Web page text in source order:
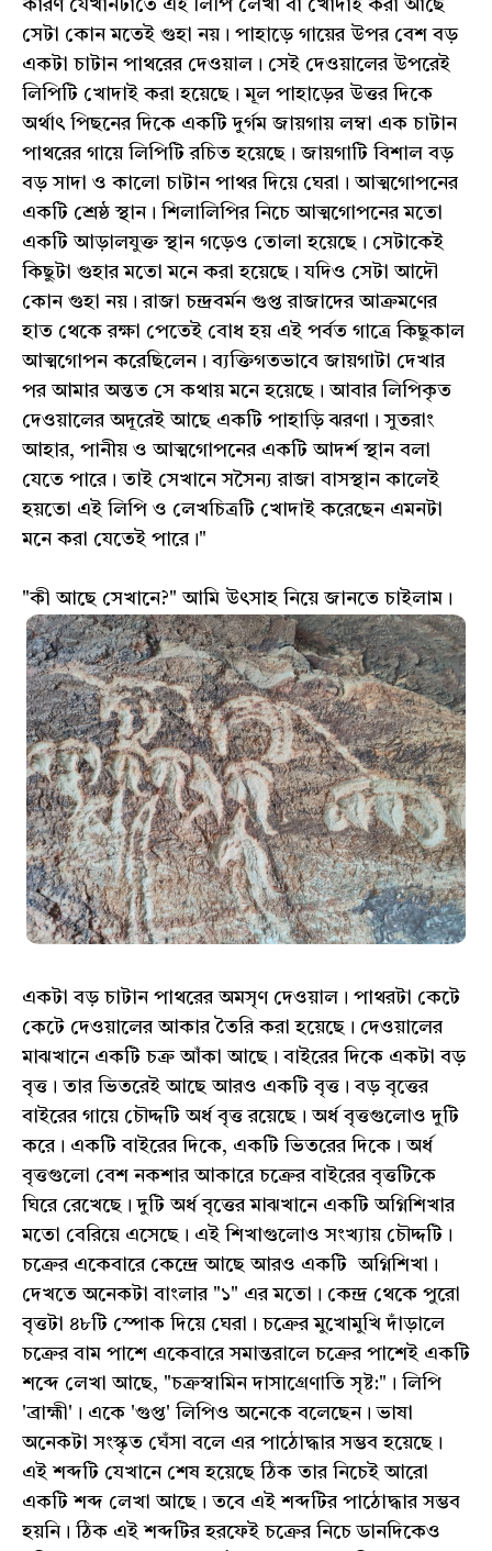
কারণ যেখানটাতে এই লিপি লেখা বা খোদাই করা আছে
সেটা কোন মতেই গুহা নয়। পাহাড়ে গায়ের উপর বেশ বড়
একটা চাটান পাথরের দেওয়াল। সেই দেওয়ালের উপরেই
লিপিটি খোদাই করা হয়েছে। মূল পাহাড়ের উত্তর দিকে
অর্থাৎ পিছনের দিকে একটি দুর্গম জায়গায় লম্বা এক চাটান
পাথরের গায়ে লিপিটি রচিত হয়েছে। জায়গাটি বিশাল বড়
বড় সাদা ও কালো চাটান পাথর দিয়ে ঘেরা। আত্মগোপনের
একটি শ্রেষ্ঠ স্থান। শিলালিপির নিচে আত্মগোপনের মতো
একটি আড়ালযুক্ত স্থান গড়েও তোলা হয়েছে। সেটাকেই
কিছুটা গুহার মতো মনে করা হয়েছে। যদিও সেটা আদৌ
কোন গুহা নয়। রাজা চন্দ্রবর্মন গুপ্ত রাজাদের আক্রমণের
হাত থেকে রক্ষা পেতেই বোধ হয় এই পর্বত গাত্রে কিছুকাল
আত্মগোপন করেছিলেন। ব্যক্তিগতভাবে জায়গাটা দেখার
পর আমার অন্তত সে কথায় মনে হয়েছে। আবার লিপিকৃত
দেওয়ালের অদূরেই আছে একটি পাহাড়ি ঝরণা। সুতরাং
আহার, পানীয় ও আত্মগোপনের একটি আদর্শ স্থান বলা
যেতে পারে। তাই সেখানে সসৈন্য রাজা বাসস্থান কালেই
হয়তো এই লিপি ও লেখচিত্রটি খোদাই করেছেন এমনটা
মনে করা যেতেই পারে।"
"কী আছে সেখানে?" আমি উৎসাহ নিয়ে জানতে চাইলাম।
একটা বড় চাটান পাথরের অমসৃণ দেওয়াল। পাথরটা কেটে
কেটে দেওয়ালের আকার তৈরি করা হয়েছে। দেওয়ালের
মাঝখানে একটি চক্র আঁকা আছে। বাইরের দিকে একটা বড়
বৃত্ত। তার ভিতরেই আছে আরও একটি বৃত্ত। বড় বৃত্তের
বাইরের গায়ে চৌদ্দটি অর্ধ বৃত্ত রয়েছে। অর্ধ বৃত্তগুলোও দুটি
করে। একটি বাইরের দিকে, একটি ভিতরের দিকে। অর্ধ
বৃত্তগুলো বেশ নকশার আকারে চক্রের বাইরের বৃত্তটিকে
ঘিরে রেখেছে। দুটি অর্ধ বৃত্তের মাঝখানে একটি অগ্নিশিখার
মতো বেরিয়ে এসেছে। এই শিখাগুলোও সংখ্যায় চৌদ্দটি।
চক্রের একেবারে কেন্দ্রে আছে আরও একটি অগ্নিশিখা।
দেখতে অনেকটা বাংলার "১" এর মতো। কেন্দ্র থেকে পুরো
বৃত্তটা ৪৮টি স্পোক দিয়ে ঘেরা। চক্রের মুখোমুখি দাঁড়ালে
চক্রের বাম পাশে একেবারে সমান্তরালে চক্রের পাশেই একটি
শব্দে লেখা আছে, "চক্রস্বামিন দাসাগ্রেণাতি সৃষ্ট:"। লিপি
'ব্রাহ্মী'। একে 'গুপ্ত' লিপিও অনেকে বলেছেন। ভাষা
অনেকটা সংস্কৃত ঘেঁসা বলে এর পাঠোদ্ধার সম্ভব হয়েছে।
এই শব্দটি যেখানে শেষ হয়েছে ঠিক তার নিচেই আরো
একটি শব্দ লেখা আছে। তবে এই শব্দটির পাঠোদ্ধার সম্ভব
হয়নি। ঠিক এই শব্দটির হরফেই চক্রের নিচে ডানদিকেও